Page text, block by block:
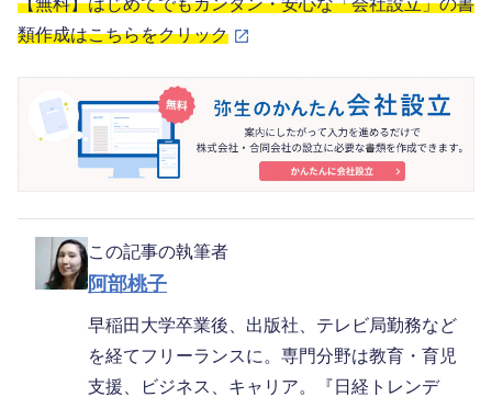
類作成はこちらをクリック
この記事の執筆者
阿部桃子
早稲田大学卒業後、出版社、テレビ局勤務など
を経てフリーランスに。専門分野は教育・育児
支援、ビジネス、キャリア。『日経トレンデ